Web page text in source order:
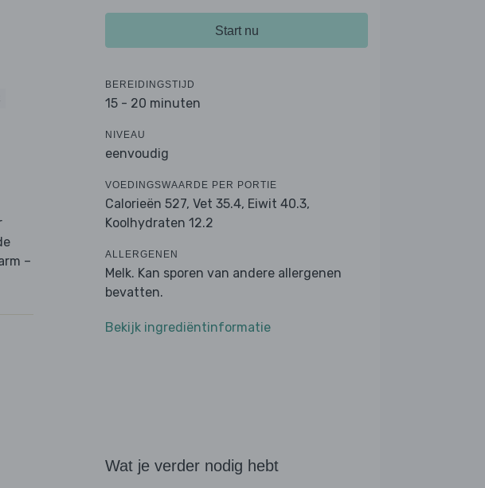
–
Start nu
BEREIDINGSTIJD
15 - 20 minuten
NIVEAU
eenvoudig
VOEDINGSWAARDE PER PORTIE
Calorieën 527, Vet 35.4, Eiwit 40.3,
Koolhydraten 12.2
ALLERGENEN
Melk. Kan sporen van andere allergenen
bevatten.
Bekijk ingrediëntinformatie
Wat je verder nodig hebt